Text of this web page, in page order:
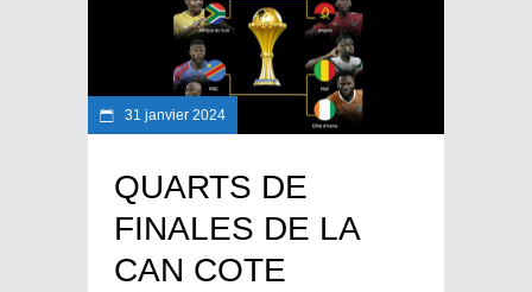
31 janvier 2024
QUARTS DE
FINALES DE LA
CAN COTE